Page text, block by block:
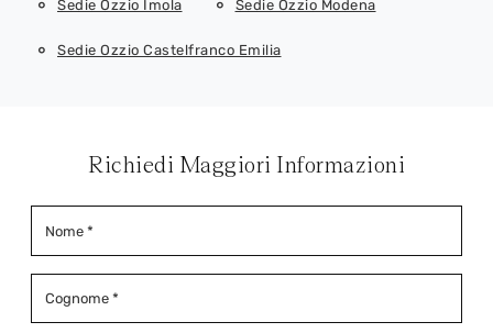
Sedie Ozzio Imola Sedie Ozzio Modena
Sedie Ozzio Castelfranco Emilia
Richiedi Maggiori Informazioni